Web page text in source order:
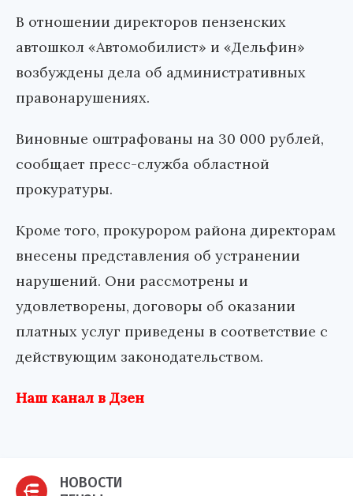
В отношении директоров пензенских
автошкол «Автомобилист» и «Дельфин»
возбуждены дела об административных
правонарушениях.
Виновные оштрафованы на 30 000 рублей,
сообщает пресс-служба областной
прокуратуры.
Кроме того, прокурором района директорам
внесены представления об устранении
нарушений. Они рассмотрены и
удовлетворены, договоры об оказании
платных услуг приведены в соответствие с
действующим законодательством.
Наш канал в Дзен
НОВОСТИ